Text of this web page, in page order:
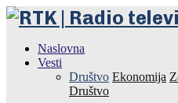
Naslovna
Vesti
Društvo Ekonomija
Društvo